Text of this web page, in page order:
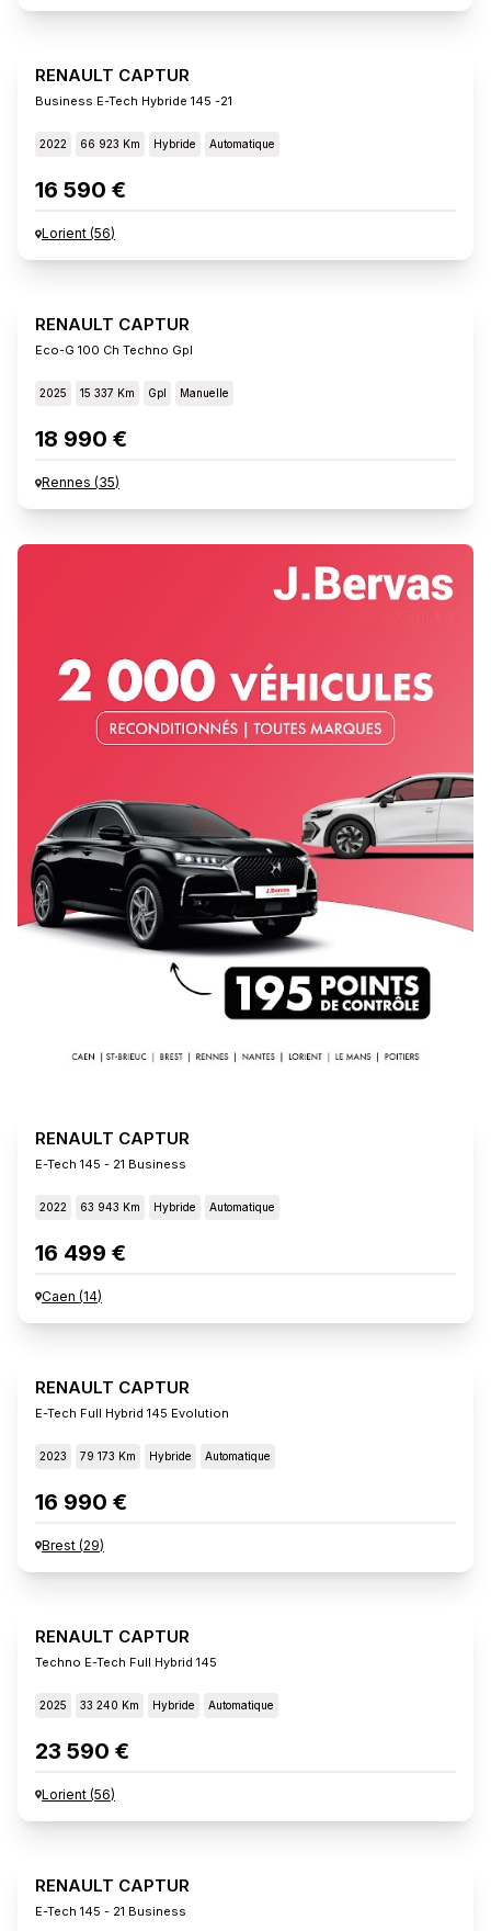
RENAULT CAPTUR
Business E-Tech Hybride 145 -21
2022 66 923 Km Hybride Automatique
16 590 €
Lorient (56)
RENAULT CAPTUR
Eco-G 100 Ch Techno Gpl
2025 15 337 Km Gpl Manuelle
18 990 €
Rennes (35)
RENAULT CAPTUR
E-Tech 145 - 21 Business
2022 63 943 Km Hybride Automatique
16 499 €
Caen (14)
RENAULT CAPTUR
E-Tech Full Hybrid 145 Evolution
2023 79 173 Km Hybride Automatique
16 990 €
Brest (29)
RENAULT CAPTUR
Techno E-Tech Full Hybrid 145
2025 33 240 Km Hybride Automatique
23 590 €
Lorient (56)
RENAULT CAPTUR
E-Tech 145 - 21 Business